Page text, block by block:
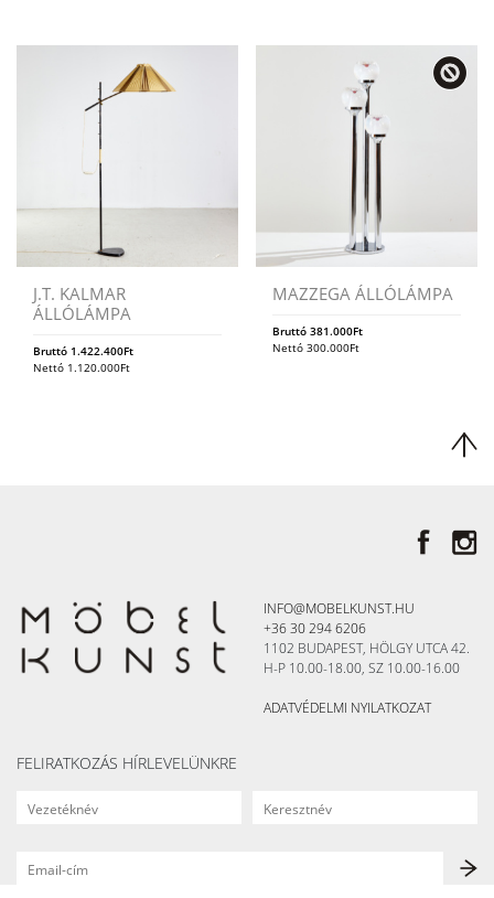
J.T. KALMAR
ÁLLÓLÁMPA
Bruttó 1.422.400Ft
Nettó 1.120.000Ft
MAZZEGA ÁLLÓLÁMPA
Bruttó381.000Ft
Nettó300.000Ft
INFO@MOBELKUNST.HU
+36 30 294 6206
1102 BUDAPEST, HÖLGY UTCA 42.
H-P 10.00-18.00, SZ 10.00-16.00
ADATVÉDELMI NYILATKOZAT
FELIRATKOZÁS HÍRLEVELÜNKRE